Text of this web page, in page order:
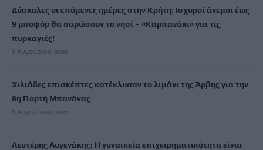
Δύσκολες οι επόμενες ημέρες στην Κρήτη: Ισχυροί άνεμοι έως
9 μποφόρ θα σαρώσουν το νησί – «Καμπανάκι» για τις
πυρκαγιές!
8 Αυγούστου, 2026
Χιλιάδες επισκέπτες κατέκλυσαν το λιμάνι της Άρβης για την
8η Γιορτή Μπανάνας
8 Αυγούστου, 2026
Λευτέρης Αυγενάκης: Η γυναικεία επιχειρηματικότητα είναι